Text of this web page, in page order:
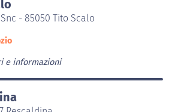
- 85050 Tito Scalo
e informazioni